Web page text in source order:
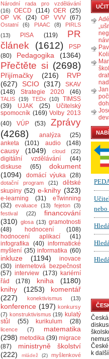
Národní rada pro vzdělávání
(16)
OECD (114) OER (25)
OP VK
(24) OP VVV (67)
Ostatní (6) PIAAC (8)
PIRLS
(13)
PISA (119)
PR
článek
(1612)
PSP
(80)
Pedagogika (1364)
Přečtěte si (2698)
Přijímačky (216)
RVP
(627)
SCIO (317)
SKAV
(148)
Strategie 2020 (46)
TALIS (19) TEDx (10)
TIMSS
(39)
UJAK (25)
Učitelský
spomocník (169) Volby 2013
(40)
VÚP (53)
Zprávy
(4268)
analýza
(25)
anketa
(101) audio (148)
causy (1049) cloud (22)
digitální vzdělávání
(44)
diskuse
(65)
dokument
(1094)
domácí výuka (28)
dotační program (21)
dětské
skupiny (52) e-knihy (323)
e-learning (31)
eTwinning
(32) evaluace (13) fejeton (3)
festival
(22)
financování
(310) glosa (13) gramotnosti
(48)
hodnocení
(108)
hodnocení aplikací
(41)
infografika (40) informatické
myšlení (35) informatika (60)
inkluze (1194)
inovace
(30) internetová bezpečnost
(57) interview (173) kariérní
řád
(178) kniha
(1180)
knihy
(1253)
komentář
(227)
konektivismus (13)
konference (197) konkursy
(7) konstruktivismus (19) kulatý
stůl
(55) kurikulum (28)
licence (7)
matematika
(298) metodika (39) migrace
(87)
ministryně školství
(222)
mládež (2)
myšlenkové
k